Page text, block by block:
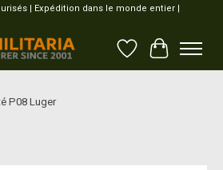
| Expédition dans le monde entier |
Liste dePanier
P08 Luger